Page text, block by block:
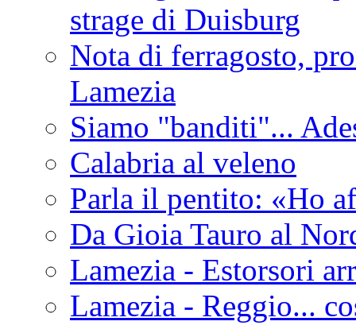
strage di Duisburg
Nota di ferragosto,
Lamezia
Siamo "banditi"...
Calabria al veleno
Parla il pentito: «Ho
Da Gioia Tauro al
Lamezia - Estorsori
Lamezia - Reggio...